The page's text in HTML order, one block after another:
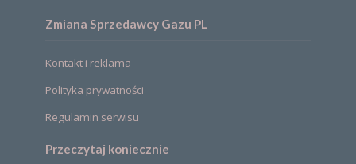
Zmiana Sprzedawcy Gazu PL
Kontakt i reklama
Polityka prywatności
Regulamin serwisu
Przeczytaj koniecznie